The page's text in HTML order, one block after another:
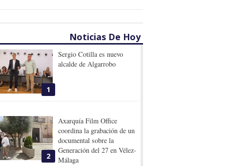
Noticias De Hoy
1
Sergio Cotilla es nuevo
alcalde de Algarrobo
2
Axarquía Film Office
coordina la grabación de un
documental sobre la
Generación del 27 en Vélez-
Málaga